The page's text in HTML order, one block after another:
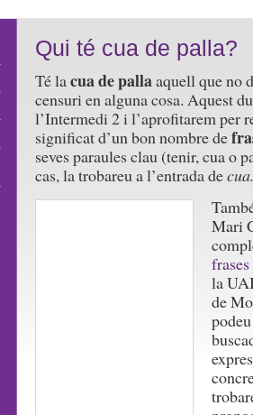
Qui té cua de palla?
Té lacua de pallaaquell que no
censuri en alguna cosa. Aquest
l’Intermedi 2 i l’aprofitarem per
significat d’un bon nombre de
seves paraules clau (tenir, cua o
cas, la trobareu a l’entrada decua.
Mari
la
de